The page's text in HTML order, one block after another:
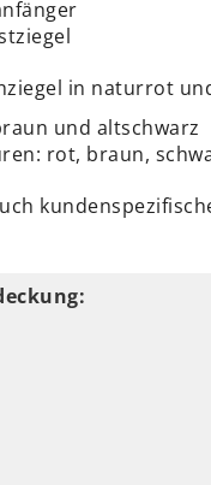
in naturrot
und altschwarz
rot, braun,